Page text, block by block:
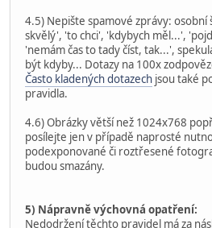
4.5) Nepište spamové zprávy: osobní
skvělý', 'to chci', 'kdybych měl...',
'nemám čas to tady číst, tak...',
být kdyby... Dotazy na 100x
Často kladených dotazech jsou také
pravidla.
4.6) Obrázky větší než 1024x768
posílejte jen v případě naprosté
podexponované či roztřesené
budou smazány.
5) Nápravně výchovná opatření:
Nedodržení těchto pravidel má za